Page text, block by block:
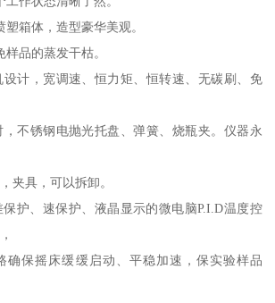
箱体，造型豪华美观。
品的蒸发干枯。
设计，宽调速、恒力矩、恒转速、无碳刷、免
，不锈钢电抛光托盘、弹簧、烧瓶夹。仪器永
夹具，可以拆卸。
护、速保护、液晶显示的微电脑P.I.D温度控
确保摇床缓缓启动、平稳加速，保实验样品